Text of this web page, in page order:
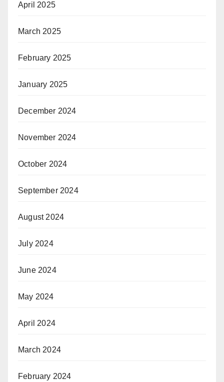
April 2025
March 2025
February 2025
January 2025
December 2024
November 2024
October 2024
September 2024
August 2024
July 2024
June 2024
May 2024
April 2024
March 2024
February 2024